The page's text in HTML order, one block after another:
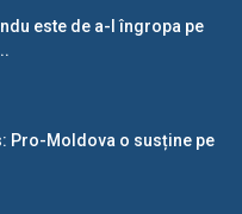
este de a-l îngropa pe
Pro-Moldova o susține pe